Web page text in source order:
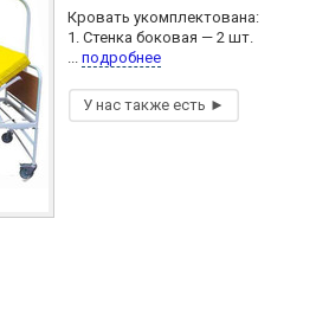
Кровать укомплектована:
1. Стенка боковая — 2 шт.
... подробнее